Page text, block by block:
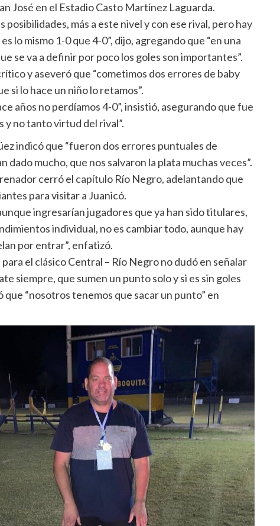
José en el Estadio Casto Martínez Laguarda.
posibilidades, más a este nivel y con ese rival, pero hay
lo mismo 1-0 que 4-0”, dijo, agregando que “en una
se va a definir por poco los goles son importantes”.
y aseveró que “cometimos dos errores de baby
si lo hace un niño lo retamos”.
años no perdíamos 4-0”, insistió, asegurando que fue
y no tanto virtud del rival”.
indicó que “fueron dos errores puntuales de
dado mucho, que nos salvaron la plata muchas veces”.
cerró el capítulo Río Negro, adelantando que
para visitar a Juanicó.
ingresarían jugadores que ya han sido titulares,
individual, no es cambiar todo, aunque hay
por entrar”, enfatizó.
el clásico Central – Río Negro no dudó en señalar
siempre, que sumen un punto solo y si es sin goles
que “nosotros tenemos que sacar un punto” en